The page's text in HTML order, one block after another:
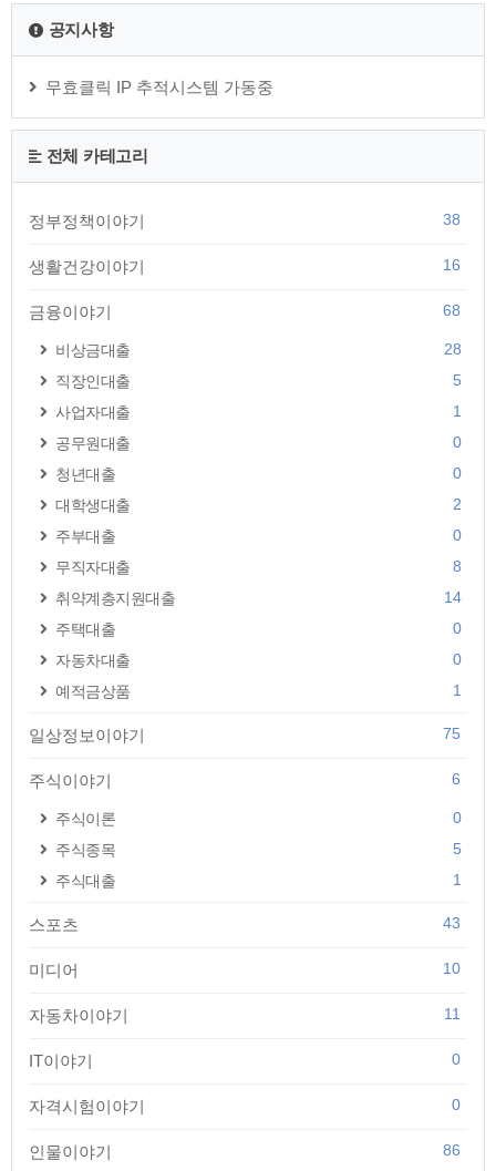
공지사항
무효클릭 IP 추적시스템 가동중
전체 카테고리
정부정책이야기 38
생활건강이야기 16
금융이야기 68
비상금대출
28
직장인대출
5
사업자대출
1
공무원대출
0
청년대출
0
대학생대출
2
주부대출
0
무직자대출
8
취약계층지원대출
14
주택대출
0
자동차대출
0
예적금상품
1
일상정보이야기 75
주식이야기 6
주식이론
0
주식종목
5
주식대출
1
스포츠 43
미디어 10
자동차이야기 11
IT이야기 0
자격시험이야기 0
인물이야기 86